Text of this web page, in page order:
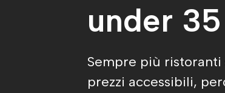
under 35
Sempre più
prezzi accessibili,